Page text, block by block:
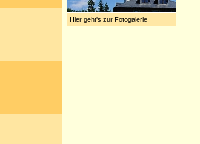
Hier geht's zur Fotogalerie